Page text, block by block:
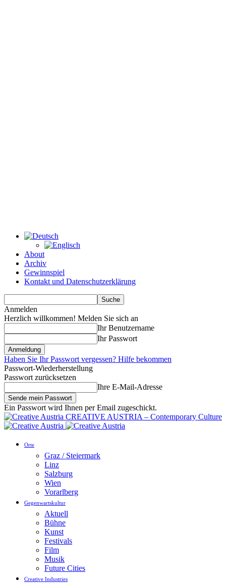
About
Archiv
Gewinnspiel
Kontakt und Datenschutzerklärung
Anmelden
Herzlich willkommen! Melden Sie sich an
Ihr Benutzername
Ihr Passwort
Haben Sie Ihr Passwort vergessen? Hilfe bekommen
Passwort-Wiederherstellung
Passwort zurücksetzen
Ihre E-Mail-Adresse
Ein Passwort wird Ihnen per Email zugeschickt.
CREATIVE AUSTRIA – Contemporary Culture
Orte
Graz / Steiermark
Linz
Salzburg
Wien
Vorarlberg
Gegenwartskultur
Aktuell
Bühne
Kunst
Festivals
Film
Musik
Future Cities
Creative Industries